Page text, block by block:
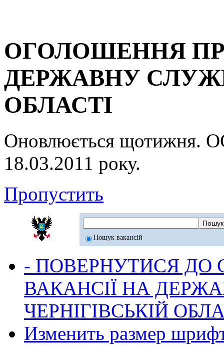
ОГОЛОШЕННЯ
ДЕРЖАВНУ
ОБЛАСТІ
Оновлюється
18.03.2011 року.
Пропустить
Пошук вакансій
- ПОВЕРНУТИСЯ ДО
ВАКАНСІЇ НА
ЧЕРНІГІВСЬКІЙ
Изменить размер